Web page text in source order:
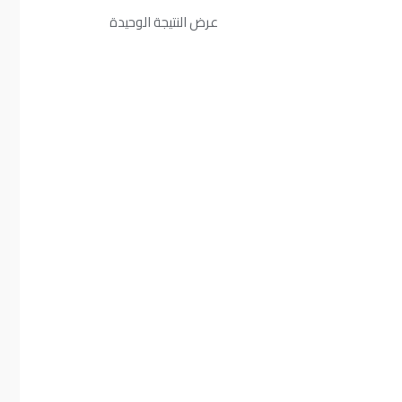
عرض النتيجة الوحيدة